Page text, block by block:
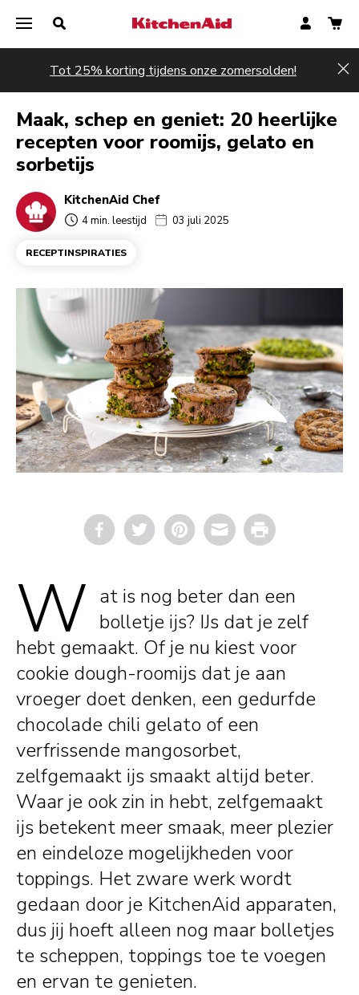
Tot 25% korting tijdens onze zomersolden!
Maak, schep en geniet: 20 heerlijke
recepten voor roomijs, gelato en
sorbetijs
KitchenAid Chef
4 min. leestijd 03 juli 2025
RECEPTINSPIRATIES
Email Print
W at is nog beter dan een
bolletje ijs? IJs dat je zelf
hebt gemaakt. Of je nu kiest voor
cookie dough-roomijs dat je aan
vroeger doet denken, een gedurfde
chocolade chili gelato of een
verfrissende mangosorbet,
zelfgemaakt ijs smaakt altijd beter.
Waar je ook zin in hebt, zelfgemaakt
ijs betekent meer smaak, meer plezier
en eindeloze mogelijkheden voor
toppings. Het zware werk wordt
gedaan door je KitchenAid apparaten,
dus jij hoeft alleen nog maar bolletjes
te scheppen, toppings toe te voegen
en ervan te genieten.